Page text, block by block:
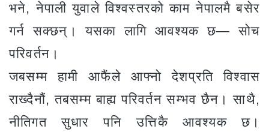
भने, नेपाली युवाले विश्वस्तरको काम नेपालमै बसेर
गर्न सक्छन्। यसका लागि आवश्यक छ— सोच
परिवर्तन।
जबसम्म हामी आफैंले आफ्नो देशप्रति विश्वास
राख्दैनौं, तबसम्म बाह्य परिवर्तन सम्भव छैन। साथै,
नीतिगत सुधार पनि उत्तिकै आवश्यक छ।